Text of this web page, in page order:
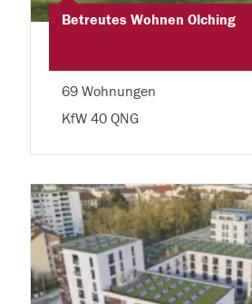
Betreutes Wohnen Olching
69 Wohnungen
KfW 40 QNG